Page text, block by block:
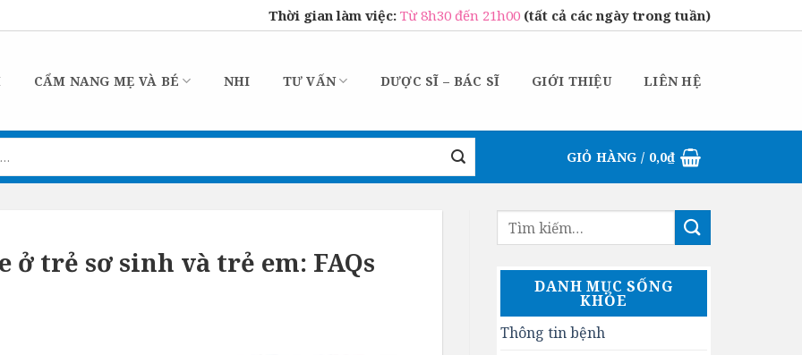
Thời gian làm việc: Từ 8h30 đến 21h00 (tất cả các ngày trong tuần)
CẨM NANG MẸ VÀ BÉ NHI TƯ VẤN DƯỢC SĨ – BÁC SĨ GIỚI THIỆU LIÊN HỆ
GIỎ HÀNG / 0,0₫
ở trẻ sơ sinh và trẻ em: FAQs
DANH MỤC SỐNG
KHỎE
Thông tin bệnh